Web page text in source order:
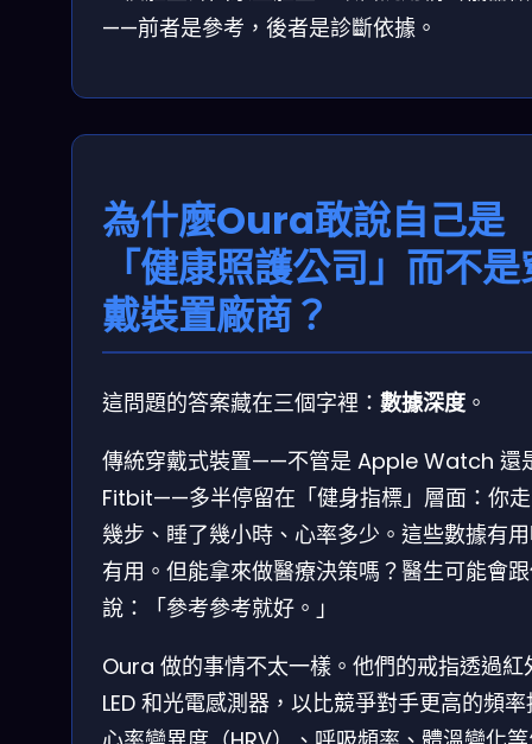
——前者是參考，後者是診斷依據。
為什麼Oura敢說自己是
「健康照護公司」而不
戴裝置廠商？
這問題的答案藏在三個字裡： 數據深度 。
傳統穿戴式裝置——不管是 Apple Watch 還
Fitbit——多半停留在「健身指標」層面：你
幾步、睡了幾小時、心率多少。這些數據有
有用。但能拿來做醫療決策嗎？醫生可能會
說：「參考參考就好。」
Oura 做的事情不太一樣。他們的戒指透過紅
LED 和光電感測器，以比競爭對手更高的頻